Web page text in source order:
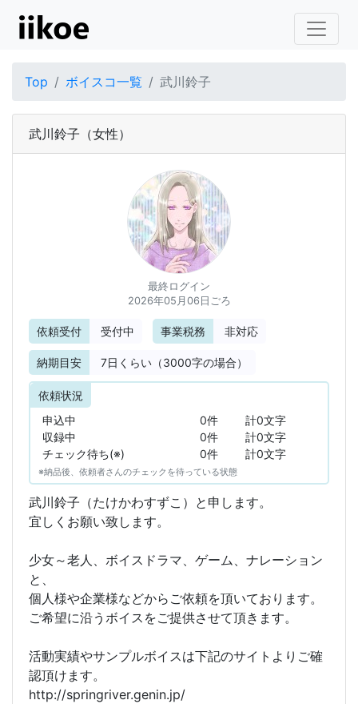
Top ボイスコ一覧 武川鈴子
武川鈴子 （女性）
最終ログイン
2026年05月06日ごろ
依頼受付 受付中 事業税務 非対応
納期目安 7日くらい（3000字の場合）
依頼状況
申込中
0件
計0文字
収録中
0件
計0文字
チェック待ち(※)
0件 計0文字
※納品後、依頼者さんのチェックを待っている状態
武川鈴子（たけかわすずこ）と申します。
宜しくお願い致します。
少女～老人、ボイスドラマ、ゲーム、ナレーション
と、
個人様や企業様などからご依頼を頂いております。
ご希望に沿うボイスをご提供させて頂きます。
活動実績やサンプルボイスは下記のサイトよりご確
認頂けます。
http://springriver.genin.jp/